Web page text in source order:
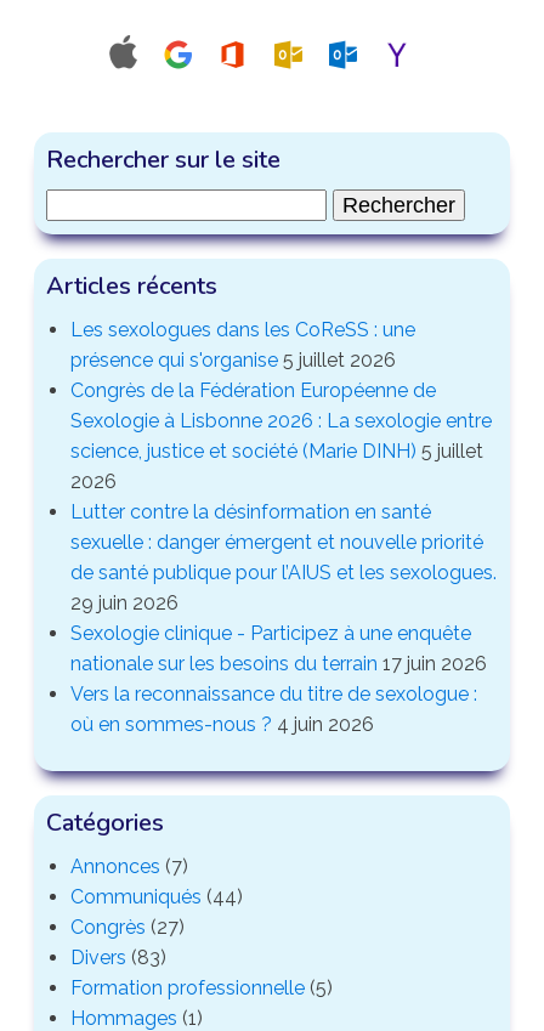
Rechercher sur le site
Articles récents
Les sexologues dans les CoReSS : une
présence qui s'organise 5 juillet 2026
Congrès de la Fédération Européenne de
Sexologie à Lisbonne 2026 : La sexologie entre
science, justice et société (Marie DINH) 5 juillet
2026
Lutter contre la désinformation en santé
sexuelle : danger émergent et nouvelle priorité
de santé publique pour l’AIUS et les sexologues.
29 juin 2026
Sexologie clinique - Participez à une enquête
nationale sur les besoins du terrain 17 juin 2026
Vers la reconnaissance du titre de sexologue :
où en sommes-nous ? 4 juin 2026
Catégories
Annonces (7)
Communiqués (44)
Congrès (27)
Divers (83)
Formation professionnelle (5)
Hommages (1)